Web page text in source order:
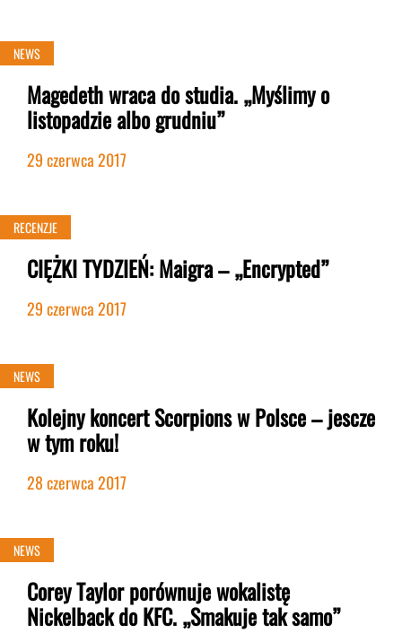
NEWS
Magedeth wraca do studia. „Myślimy o
listopadzie albo grudniu”
29 czerwca 2017
NEWS
RECENZJE
CIĘŻKI TYDZIEŃ: Maigra – „Encrypted”
29 czerwca 2017
NEWS
Kolejny koncert Scorpions w Polsce – jescze
w tym roku!
28 czerwca 2017
NEWS
Corey Taylor porównuje wokalistę
Nickelback do KFC. „Smakuje tak samo”